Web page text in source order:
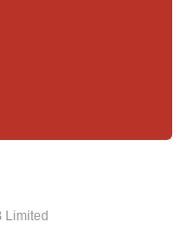
Limited